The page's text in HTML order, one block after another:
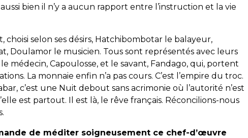
bien il n’y a aucun rapport entre l’instruction et la vie
choisi selon ses désirs, Hatchibombotar le balayeur,
Doulamor le musicien. Tous sont représentés avec leurs
médecin, Capoulosse, et le savant, Fandago, qui, portent
La monnaie enfin n’a pas cours. C’est l’empire du troc.
c’est une Nuit debout sans acrimonie où l’autorité n’est
est partout. Il est là, le rêve français. Réconcilions-nous
de méditer soigneusement ce chef-d’œuvre